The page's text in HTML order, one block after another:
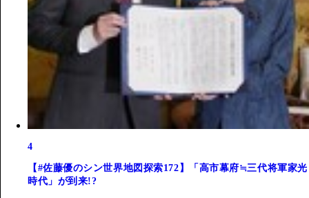
4
【#佐藤優のシン世界地図探索172】「高市幕府≒三代将軍家光
時代」が到来!?